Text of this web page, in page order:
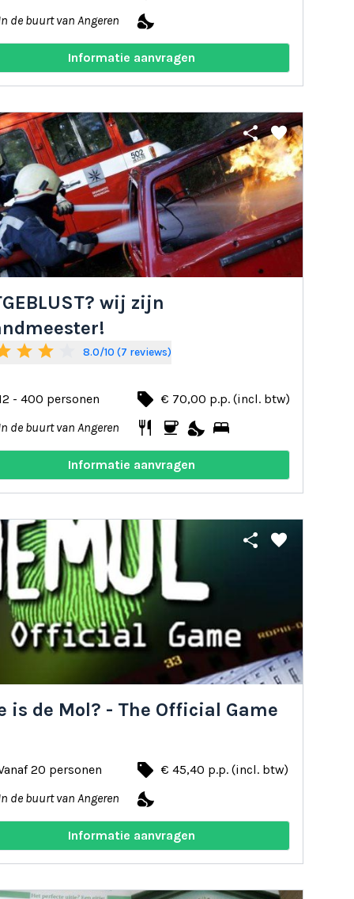
de buurt van Angeren nights_stay
Informatie aanvragen
share favorite
wij zijn
star star 8.0/10 (7 reviews)
- 400 personen local_offer € 70,00 p.p. (incl. btw)
de buurt van Angeren restaurant coffee nights_stay bed
Informatie aanvragen
share favorite
is de Mol? - The Official Game
20 personen local_offer € 45,40 p.p. (incl. btw)
de buurt van Angeren nights_stay
Informatie aanvragen